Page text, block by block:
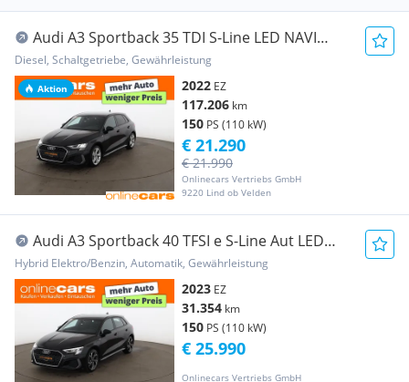
Aktion
Audi A3 Sportback 35 TDI S-Line LED NAVI
SITZHZG TEMP
Diesel, Schaltgetriebe, Gewährleistung
2022 EZ
117.206 km
150 PS (110 kW)
Onlinecars Vertriebs GmbH
9220 Lind ob Velden
€ 21.990
€ 21.290
Audi A3 Sportback 40 TFSI e S-Line Aut LED
LEDER NAVI
Hybrid Elektro/Benzin, Automatik, Gewährleistung
2023 EZ
31.354 km
150 PS (110 kW)
Onlinecars Vertriebs GmbH
€ 25.990